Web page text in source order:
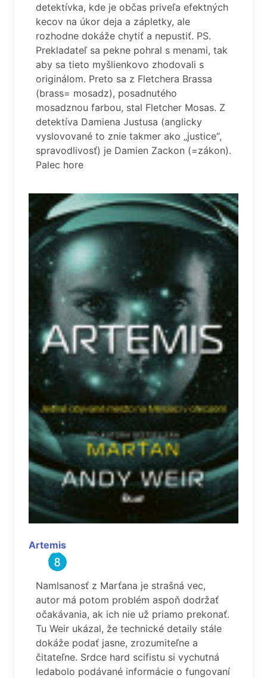
detektívka, kde je občas priveľa efektných
kecov na úkor deja a zápletky, ale
rozhodne dokáže chytiť a nepustiť. PS.
Prekladateľ sa pekne pohral s menami, tak
aby sa tieto myšlienkovo zhodovali s
originálom. Preto sa z Fletchera Brassa
(brass= mosadz), posadnutého
mosadznou farbou, stal Fletcher Mosas. Z
detektíva Damiena Justusa (anglicky
vyslovované to znie takmer ako „justice“,
spravodlivosť) je Damien Zackon (=zákon).
Palec hore
Artemis
Namlsanosť z Marťana je strašná vec,
autor má potom problém aspoň dodržať
očakávania, ak ich nie už priamo prekonať.
Tu Weir ukázal, že technické detaily stále
dokáže podať jasne, zrozumiteľne a
čitateľne. Srdce hard scifistu si vychutná
ledabolo podávané informácie o fungovaní